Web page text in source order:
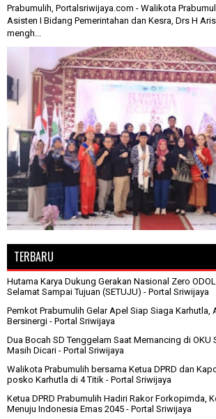
Prabumulih, Portalsriwijaya.com - Walikota
Asisten I Bidang Pemerintahan dan Kesra, Drs H
mengh...
TERBARU
Hutama Karya Dukung Gerakan Nasional Zero
Selamat Sampai Tujuan (SETUJU) - Portal Sriwijaya
Pemkot Prabumulih Gelar Apel Siap Siaga Karhutla,
Bersinergi - Portal Sriwijaya
Dua Bocah SD Tenggelam Saat Memancing di OKU
Masih Dicari - Portal Sriwijaya
Walikota Prabumulih bersama Ketua DPRD dan
posko Karhutla di 4 Titik - Portal Sriwijaya
Ketua DPRD Prabumulih Hadiri Rakor Forkopimda,
Menuju Indonesia Emas 2045 - Portal Sriwijaya